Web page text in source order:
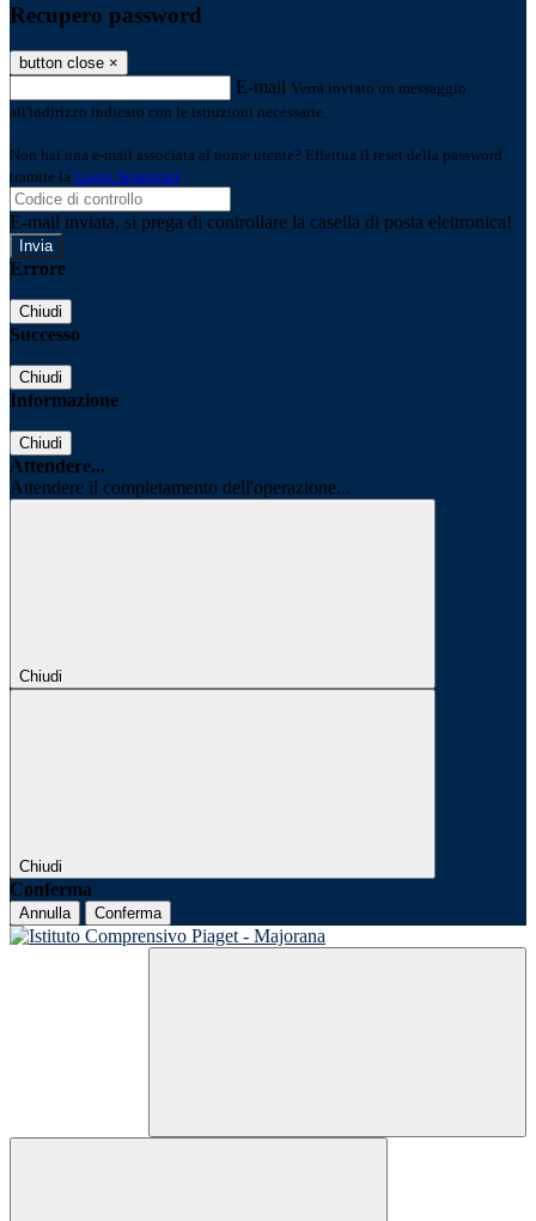
Recupero password
button close ×
E-mail Verrà inviato un messaggio
all'indirizzo indicato con le istruzioni necessarie.
Non hai una e-mail associata al nome utente? Effettua il reset della password
tramite la Login Spaggiari
E-mail inviata, si prega di controllare la casella di posta elettronica!
Errore
Chiudi
Successo
Chiudi
Informazione
Chiudi
Attendere...
Attendere il completamento dell'operazione...
Chiudi
Chiudi
Conferma
Annulla Conferma